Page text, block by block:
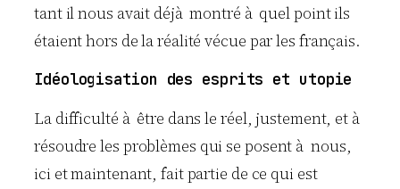
tant il nous avait déjà montré à quel point ils
étaient hors de la réalité vécue par les français.
Idéologisation des esprits et utopie
La difficulté à être dans le réel, justement, et à
résoudre les problèmes qui se posent à nous,
ici et maintenant, fait partie de ce qui est